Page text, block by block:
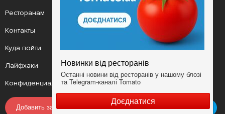
Ресторанам
Контакты
Куда пойти
Лайфхаки
Конфиденциальность
Новости
Анонсы
Мобильное приложение
Условия
Добавить заведение